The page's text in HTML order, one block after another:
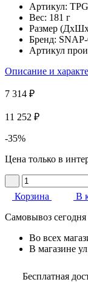
Артикул:
Вес: 181 г
Размер
Бренд:
Артикул
Описание и
7 314 ₽
11 252 ₽
-35%
Цена только в
Корзина
В
Самовывоз сегодня
Во всех
В магазине
Бесплатная